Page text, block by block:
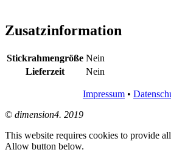
Zusatzinformation
Stickrahmengröße Nein
Lieferzeit
Nein
Impressum •
© dimension4. 2019
This website requires cookies to provide
Allow button below.